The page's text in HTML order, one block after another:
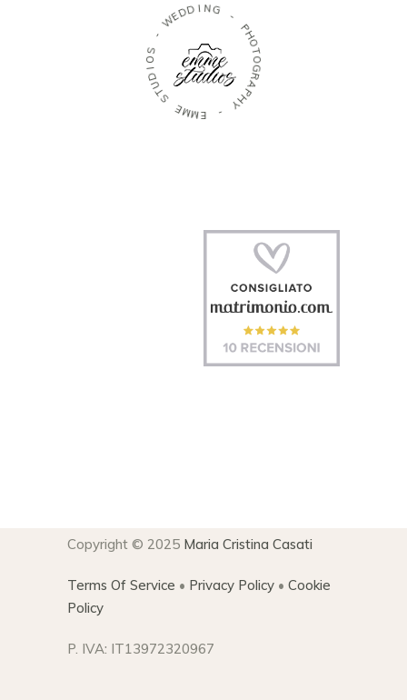
-
WED D I NG
-
P
H
O
T
O
G
R
A
P
H
E
M
M
E
S
T
U
D
I
O
Copyright © 2025 Maria Cristina Casati
Terms Of Service • Privacy Policy • Cookie
Policy
P. IVA: IT13972320967